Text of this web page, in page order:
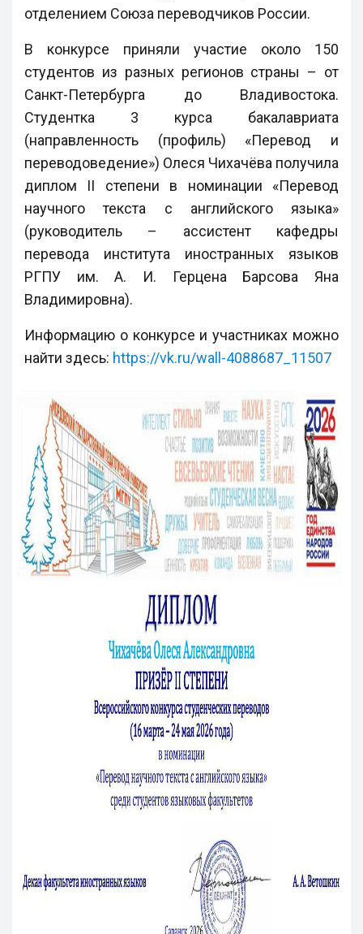
отделением Союза переводчиков России.
В конкурсе приняли участие около 150
студентов из разных регионов страны – от
Санкт-Петербурга до Владивостока.
Студентка 3 курса бакалавриата
(направленность (профиль) «Перевод и
переводоведение») Олеся Чихачёва получила
диплом II степени в номинации «Перевод
научного текста с английского языка»
(руководитель – ассистент кафедры
перевода института иностранных языков
РГПУ им. А. И. Герцена Барсова Яна
Владимировна).
Информацию о конкурсе и участниках можно
найти здесь: https://vk.ru/wall-4088687_11507